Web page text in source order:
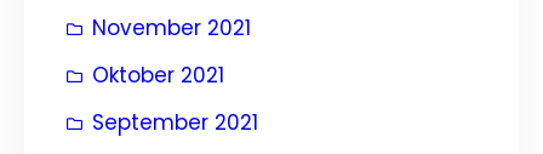
November 2021
Oktober 2021
September 2021